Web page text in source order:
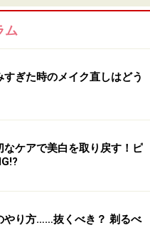
ム
ぎた時のメイク直しはどう
なケアで美白を取り戻す！ピ
やり方……抜くべき？ 剃るべ